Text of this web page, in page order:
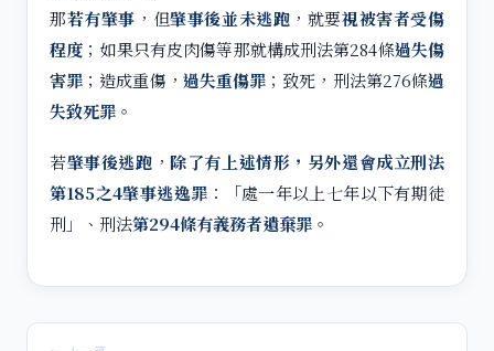
那若有肇事 ，但肇事後並未逃跑 ，就要視被害者受傷
程度 ；如果只有皮肉傷等那就構成刑法第284條過失傷
害罪 ；造成重傷， 過失重傷罪 ；致死，刑法第276條過
失致死罪 。
若肇事後逃跑 ， 除了有上述情形，另外還會成立刑法
第185之4肇事逃逸罪 ：「處一年以上七年以下有期徒
刑」、刑法第294條有義務者遺棄罪 。